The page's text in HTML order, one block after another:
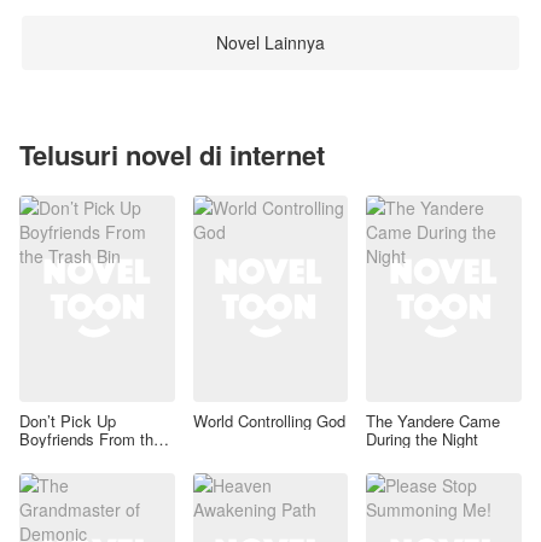
Novel Lainnya
Telusuri novel di internet
Don’t Pick Up
Boyfriends From the
World Controlling God The Yandere Came
During the Night